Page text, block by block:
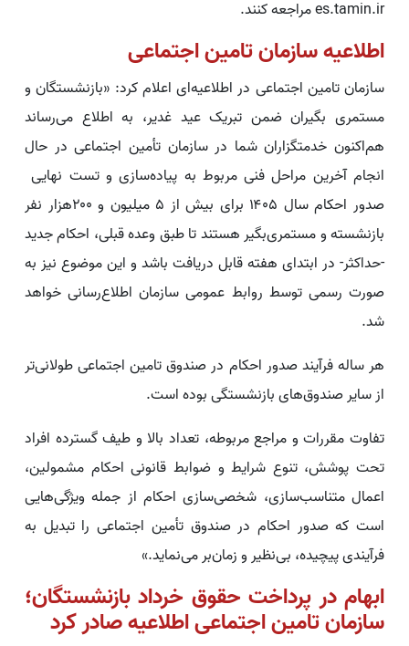
es.tamin.ir مراجعه کنند.
اطلاعیه سازمان تامین اجتماعی
سازمان تامین اجتماعی در اطلاعیه‌ای اعلام کرد: «بازنشستگان و
مستمری بگیران ضمن تبریک عید غدیر، به اطلاع می‌رساند
هم‌اکنون خدمتگزاران شما در سازمان تأمین اجتماعی در حال
انجام آخرین مراحل فنی مربوط به پیاده‌سازی و تست‌ نهایی
صدور احکام سال ۱۴۰۵ برای بیش از ۵ میلیون و ۲۰۰هزار نفر
بازنشسته و مستمری‌بگیر هستند تا طبق وعده قبلی، احکام جدید
-حداکثر- در ابتدای هفته قابل دریافت باشد و این موضوع نیز به
صورت رسمی توسط روابط عمومی سازمان اطلاع‌رسانی خواهد
شد.
هر ساله فرآیند صدور احکام در صندوق تامین اجتماعی طولانی‌تر
از سایر صندوق‌های بازنشستگی بوده است.
تفاوت مقررات و مراجع مربوطه، تعداد بالا و طیف گسترده افراد
تحت پوشش، تنوع شرایط و ضوابط قانونی احکام مشمولین،
اعمال متناسب‌سازی، شخصی‌سازی احکام از جمله ویژگی‌هایی
است که صدور احکام در صندوق تأمین اجتماعی را تبدیل به
فرآیندی پیچیده، بی‌نظیر و زمان‌بر می‌نماید.»
ابهام در پرداخت حقوق خرداد بازنشستگان؛
سازمان تامین اجتماعی اطلاعیه صادر کرد